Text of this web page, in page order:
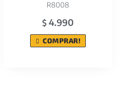
R8008
$4.990
COMPRAR!